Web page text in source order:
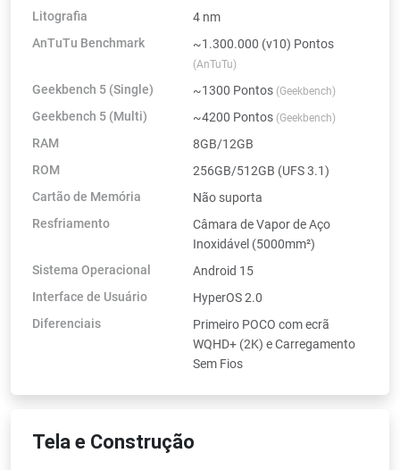
Litografia
4 nm
AnTuTu Benchmark
~1.300.000 (v10) Pontos
(AnTuTu)
Geekbench 5 (Single) ~1300 Pontos (Geekbench)
Geekbench 5 (Multi) ~4200 Pontos (Geekbench)
RAM
8GB/12GB
ROM
256GB/512GB (UFS 3.1)
Cartão de Memória
Não suporta
Resfriamento
Câmara de Vapor de Aço
Inoxidável (5000mm²)
Sistema Operacional
Android 15
Interface de Usuário
HyperOS 2.0
Diferenciais
Primeiro POCO com ecrã
WQHD+ (2K) e Carregamento
Sem Fios
Tela e Construção